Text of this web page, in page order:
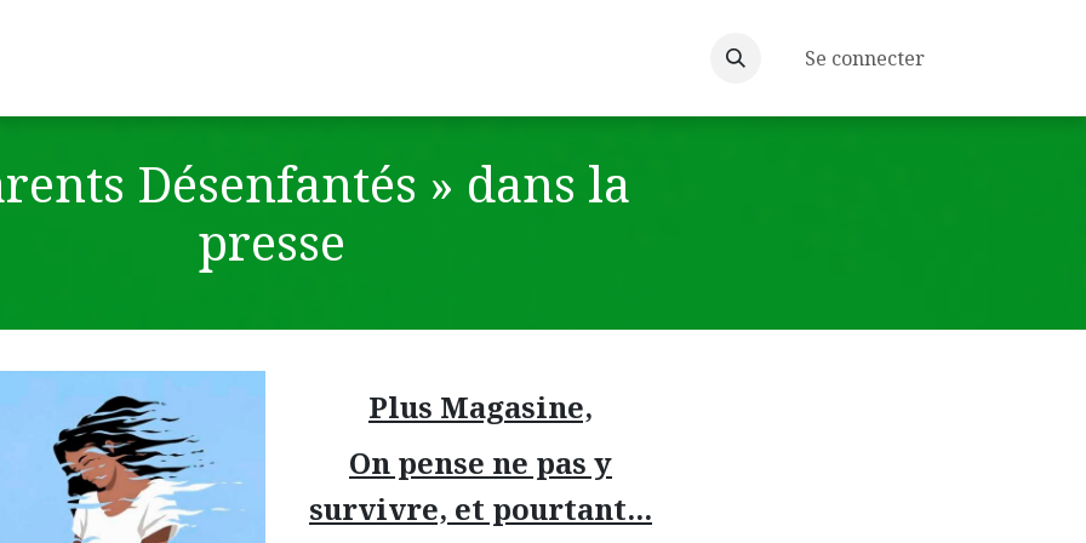
Liens utiles Contacts
Se connecter
Désenfantés » dans la
presse
Plus Magasine,
On pense ne pas y
survivre, et pourtant...